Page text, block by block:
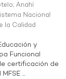
; Anahí
Nacional
la Calidad
y
Funcional
certificación de
...